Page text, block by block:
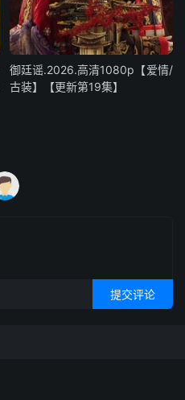
御廷谣.2026.高清1080p【爱情/
古装】【更新第19集】
提交评论